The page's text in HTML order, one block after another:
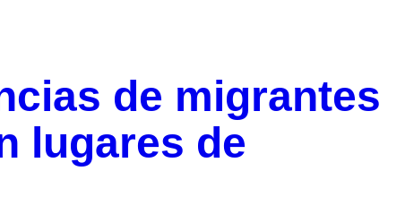
de migrantes
lugares de